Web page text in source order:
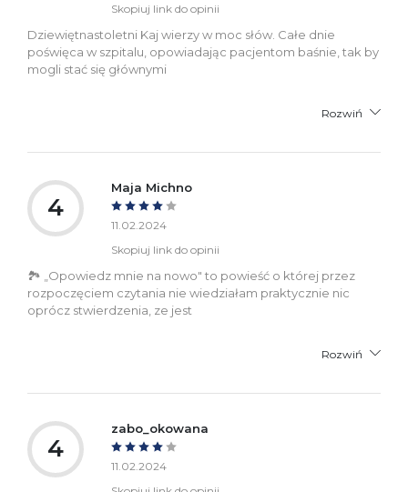
Skopiuj link do opinii
Dziewiętnastoletni Kaj wierzy w moc słów. Całe dnie
poświęca w szpitalu, opowiadając pacjentom baśnie, tak by
mogli stać się głównymi
Rozwiń
4
Maja Michno
11.02.2024
Skopiuj link do opinii
🏞️ „Opowiedz mnie na nowo" to powieść o której przez
rozpoczęciem czytania nie wiedziałam praktycznie nic
oprócz stwierdzenia, ze jest
Rozwiń
4
zabo_okowana
11.02.2024